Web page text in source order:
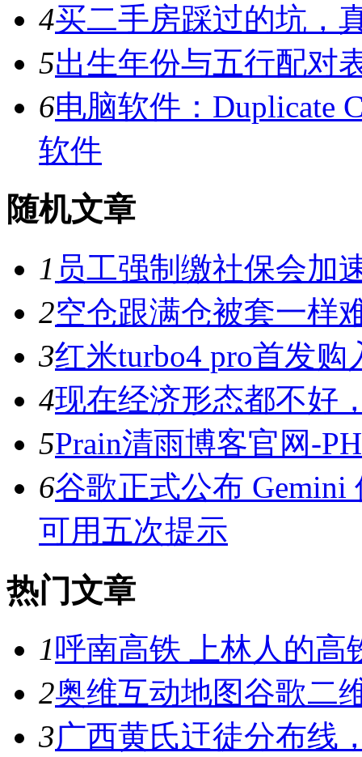
4买二手房踩过的坑，
5出生年份与五行配对
6电脑软件：Duplicate
软件
随机文章
1 员工强制缴社保会加
2空仓跟满仓被套一样
3红米turbo4 pro首发
4现在经济形态都不好
5Prain清雨博客官网-
6谷歌正式公布
可用五次提示
热门文章
1呼南高铁 上林人的高
2奥维互动地图谷歌二
3广西黄氏迀徒分布线